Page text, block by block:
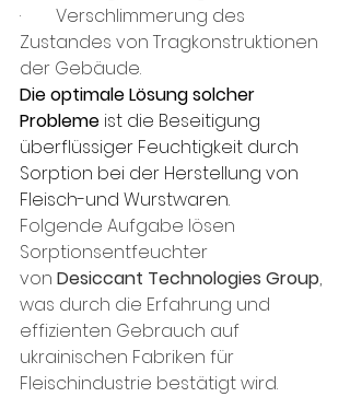
·        Verschlimmerung des
Zustandes von Tragkonstruktionen
der Gebäude.
Die optimale Lösung solcher
Probleme ist die Beseitigung
überflüssiger Feuchtigkeit durch
Sorption bei der Herstellung von
Fleisch-und Wurstwaren.
Folgende Aufgabe lösen
Sorptionsentfeuchter
von Desiccant Technologies Group,
was durch die Erfahrung und
effizienten Gebrauch auf
ukrainischen Fabriken für
Fleischindustrie bestätigt wird.